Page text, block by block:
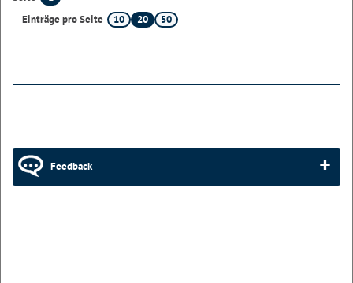
Einträge pro Seite
10 20 50
Feedback